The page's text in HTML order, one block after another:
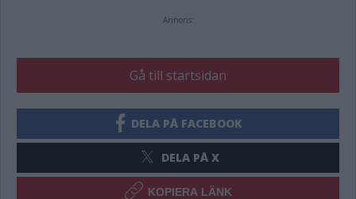
Annons:
Gå till startsidan
DELA PÅ FACEBOOK
DELA PÅ X
KOPIERA LÄNK